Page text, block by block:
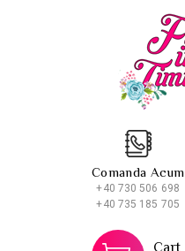
Comanda Acum
+40 730 506 698
+40 735 185 705
Cart